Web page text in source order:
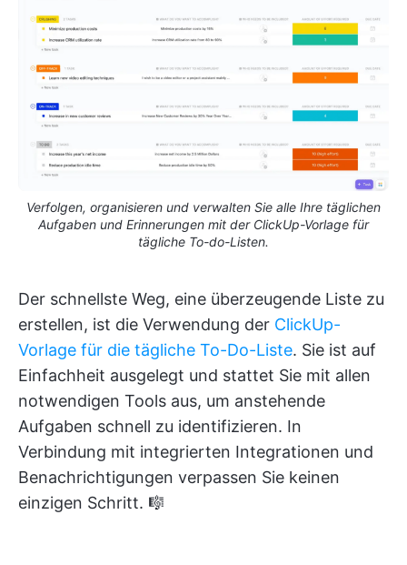
Verfolgen, organisieren und verwalten Sie alle Ihre täglichen
Aufgaben und Erinnerungen mit der ClickUp-Vorlage für
tägliche To-do-Listen.
Der schnellste Weg, eine überzeugende Liste zu
erstellen, ist die Verwendung der ClickUp-
Vorlage für die tägliche To-Do-Liste. Sie ist auf
Einfachheit ausgelegt und stattet Sie mit allen
notwendigen Tools aus, um anstehende
Aufgaben schnell zu identifizieren. In
Verbindung mit integrierten Integrationen und
Benachrichtigungen verpassen Sie keinen
einzigen Schritt. 🎼